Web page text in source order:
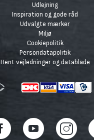
Udlejning
Inspiration og gode råd
Udvalgte mærker
Miljø
Cookiepolitik
Persondatapolitik
Hent vejledninger og datablade